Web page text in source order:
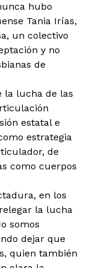
hubo
Tania Irías,
un colectivo
y no
de
la lucha de las
estatal e
estrategia
de
como cuerpos
en los
la lucha
somos
dejar que
quien también